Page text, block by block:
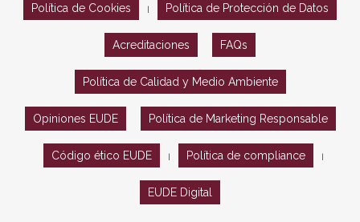
Política de Cookies Política de Protección de Datos
Acreditaciones FAQs
Política de Calidad y Medio Ambiente
Opiniones EUDE Política de Marketing Responsable
Código ético EUDE Política de compliance
EUDE Digital